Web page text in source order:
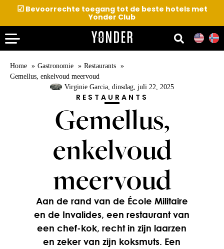
☑Bevoorrechte toegang tot de beste hotels met
Yonder Club
Home Gastronomie
Restaurants
Gemellus, enkelvoud meervoud
Virginie Garcia, dinsdag, juli 22, 2025
RESTAURANTS
Gemellus,
enkelvoud
meervoud
Aan de rand van de École Militaire
en de Invalides, een restaurant van
een chef-kok, recht in zijn laarzen
en zeker van zijn koksmuts. Een